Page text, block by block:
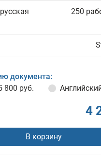
250
документа:
800 руб.
4
В корзину